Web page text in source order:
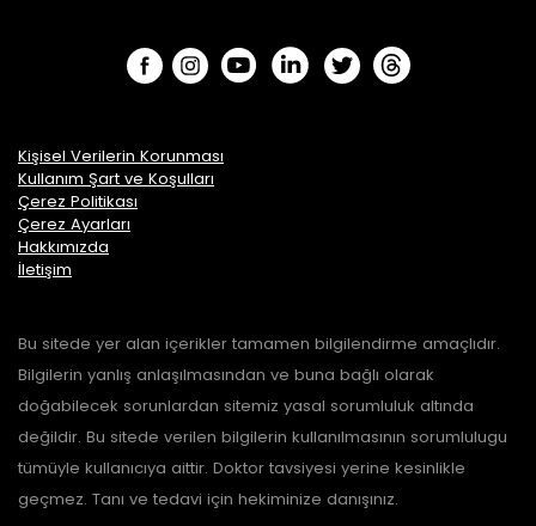
Kişisel Verilerin Korunması
Kullanım Şart ve Koşulları
Çerez Politikası
Çerez Ayarları
Hakkımızda
İletişim
Bu sitede yer alan içerikler tamamen bilgilendirme amaçlıdır.
Bilgilerin yanlış anlaşılmasından ve buna bağlı olarak
doğabilecek sorunlardan sitemiz yasal sorumluluk altında
değildir. Bu sitede verilen bilgilerin kullanılmasının sorumlulugu
tümüyle kullanıcıya aittir. Doktor tavsiyesi yerine kesinlikle
geçmez. Tanı ve tedavi için hekiminize danışınız.